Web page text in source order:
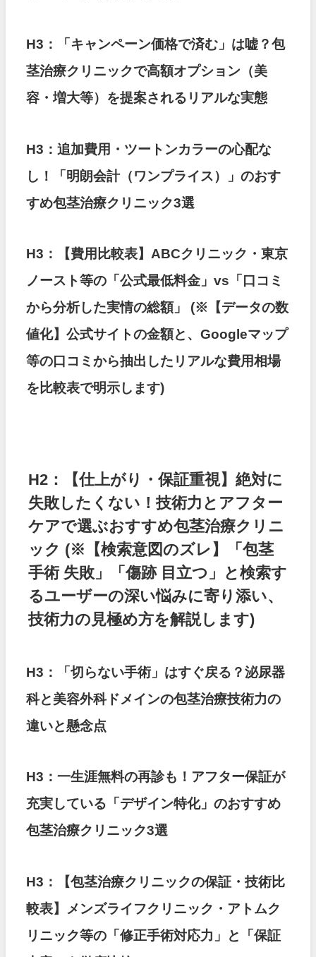
H3：「キャンペーン価格で済む」は嘘？包
茎治療クリニックで高額オプション（美
容・増大等）を提案されるリアルな実態
H3：追加費用・ツートンカラーの心配な
し！「明朗会計（ワンプライス）」のおす
すめ包茎治療クリニック3選
H3：【費用比較表】ABCクリニック・東京
ノースト等の「公式最低料金」vs「口コミ
から分析した実情の総額」 (※【データの数
値化】公式サイトの金額と、Googleマップ
等の口コミから抽出したリアルな費用相場
を比較表で明示します)
H2：【仕上がり・保証重視】絶対に
失敗したくない！技術力とアフター
ケアで選ぶおすすめ包茎治療クリニ
ック (※【検索意図のズレ】「包茎
手術 失敗」「傷跡 目立つ」と検索す
るユーザーの深い悩みに寄り添い、
技術力の見極め方を解説します)
H3：「切らない手術」はすぐ戻る？泌尿器
科と美容外科ドメインの包茎治療技術力の
違いと懸念点
H3：一生涯無料の再診も！アフター保証が
充実している「デザイン特化」のおすすめ
包茎治療クリニック3選
H3：【包茎治療クリニックの保証・技術比
較表】メンズライフクリニック・アトムク
リニック等の「修正手術対応力」と「保証